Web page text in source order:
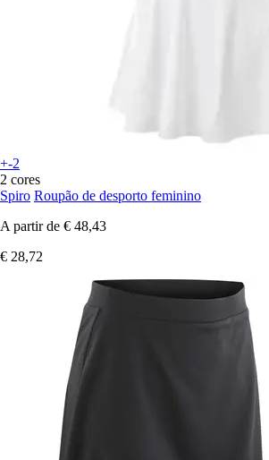
+-2
2 cores
Spiro Roupão de desporto feminino
A partir de € 48,43
€ 28,72